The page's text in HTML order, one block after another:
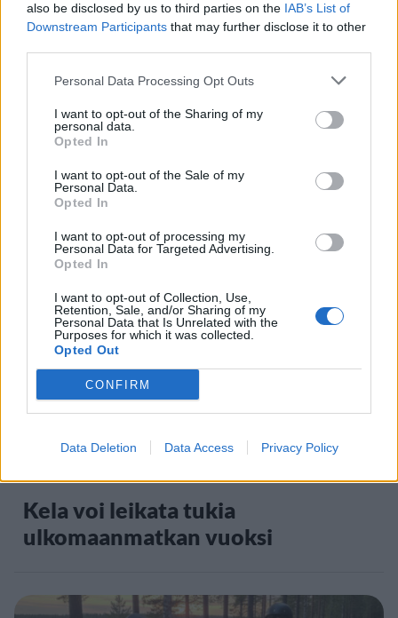
also be disclosed by us to third parties on the IAB’s List of
Downstream Participants that may further disclose it to other
Personal Data Processing Opt Outs
I want to opt-out of the Sharing of my
personal data.
Opted In
I want to opt-out of the Sale of my
Personal Data.
Opted In
I want to opt-out of processing my
Personal Data for Targeted Advertising.
Opted In
I want to opt-out of Collection, Use,
Retention, Sale, and/or Sharing of my
Personal Data that Is Unrelated with the
Purposes for which it was collected.
Opted Out
CONFIRM
Data Deletion Data Access Privacy Policy
4
UUTISET
Kela muuttaa terapiakäytäntöä
5
UUTISET
Kela voi leikata tukia
ulkomaanmatkan vuoksi